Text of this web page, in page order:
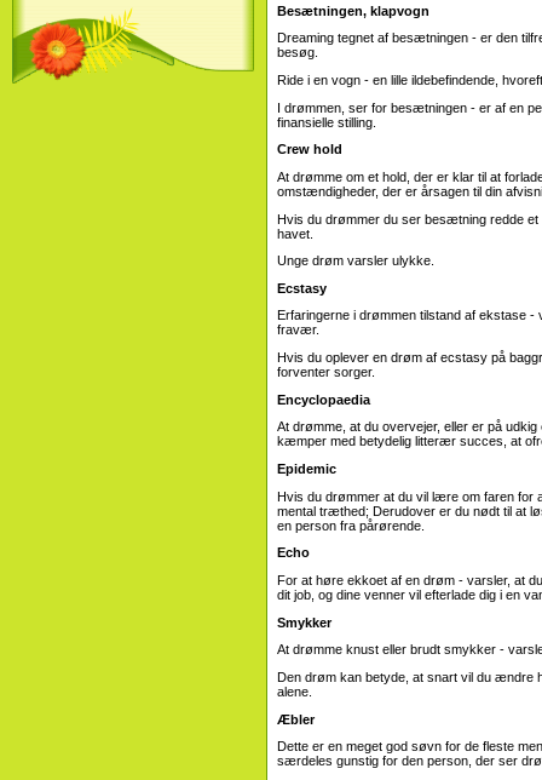
Besætningen, klapvogn
Dreaming tegnet af besætningen - er den
besøg.
Ride i en vogn - en lille ildebefindende,
I drømmen, ser for besætningen - er af en
finansielle stilling.
Crew hold
At drømme om et hold, der er klar til at
omstændigheder, der er årsagen til din
Hvis du drømmer du ser besætning redde
havet.
Unge drøm varsler ulykke.
Ecstasy
Erfaringerne i drømmen tilstand af ekstase
fravær.
Hvis du oplever en drøm af ecstasy på
forventer sorger.
Encyclopaedia
At drømme, at du overvejer, eller er på
kæmper med betydelig litterær succes, at
Epidemic
Hvis du drømmer at du vil lære om faren for
mental træthed; Derudover er du nødt til at
en person fra pårørende.
Echo
For at høre ekkoet af en drøm - varsler, at
dit job, og dine venner vil efterlade dig i en
Smykker
At drømme knust eller brudt smykker -
Den drøm kan betyde, at snart vil du ændre
alene.
Æbler
Dette er en meget god søvn for de fleste
særdeles gunstig for den person, der ser